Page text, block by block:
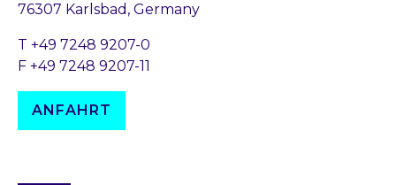
76307 Karlsbad, Germany
T +49 7248 9207-0
F +49 7248 9207-11
ANFAHRT